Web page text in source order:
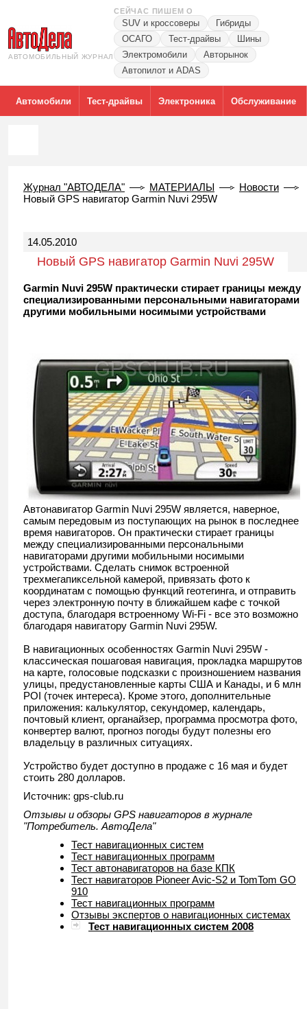
АВТОМОБИЛЬНЫЙ ЖУРНАЛ
СЕЙЧАС ПИШЕМ О
SUV и кроссоверы
Гибриды
ОСАГО
Тест-драйвы
Шины
Электромобили
Авторынок
Автопилот и ADAS
Автомобили Тест-драйвы Электроника Обслуживание
Журнал "АВТОДЕЛА" МАТЕРИАЛЫ
Новости
Новый GPS навигатор Garmin Nuvi 295W
14.05.2010
Новый GPS навигатор Garmin Nuvi 295W
Garmin Nuvi 295W практически стирает границы между
специализированными персональными навигаторами
другими мобильными носимыми устройствами
Автонавигатор Garmin Nuvi 295W является, наверное,
самым передовым из поступающих на рынок в последнее
время навигаторов. Он практически стирает границы
между специализированными персональными
навигаторами другими мобильными носимыми
устройствами. Сделать снимок встроенной
трехмегапиксельной камерой, привязать фото к
координатам с помощью функций геотегинга, и отправить
через электронную почту в ближайшем кафе с точкой
доступа, благодаря встроенному Wi-Fi - все это возможно
благодаря навигатору Garmin Nuvi 295W.
В навигационных особенностях Garmin Nuvi 295W -
классическая пошаговая навигация, прокладка маршрутов
на карте, голосовые подсказки с произношением названия
улицы, предустановленные карты США и Канады, и 6 млн
POI (точек интереса). Кроме этого, дополнительные
приложения: калькулятор, секундомер, календарь,
почтовый клиент, органайзер, программа просмотра фото,
конвертер валют, прогноз погоды будут полезны его
владельцу в различных ситуациях.
Устройство будет доступно в продаже с 16 мая и будет
стоить 280 долларов.
Источник: gps-club.ru
Отзывы и обзоры GPS навигаторов в журнале
"Потребитель. АвтоДела"
Тест навигационных систем
Тест навигационных программ
Тест автонавигаторов на базе КПК
Тест навигаторов Pioneer Avic-S2 и TomTom GO
910
Тест навигационных программ
Отзывы экспертов о навигационных системах
Тест навигационных систем 2008